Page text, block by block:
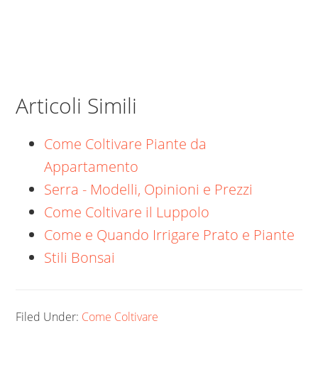
Articoli Simili
Come Coltivare Piante da
Appartamento
Serra - Modelli, Opinioni e Prezzi
Come Coltivare il Luppolo
Come e Quando Irrigare Prato e Piante
Stili Bonsai
Filed Under: Come Coltivare